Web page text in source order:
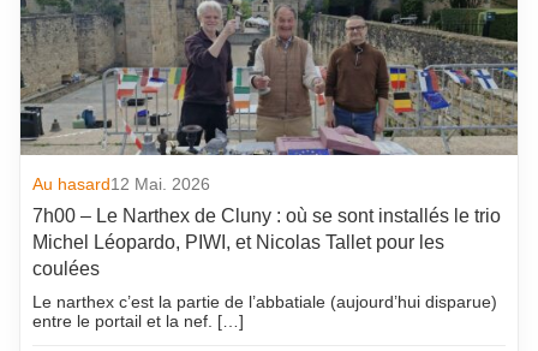
Au hasard12 Mai. 2026
7h00 – Le Narthex de Cluny : où se sont installés le trio
Michel Léopardo, PIWI, et Nicolas Tallet pour les
coulées
Le narthex c’est la partie de l’abbatiale (aujourd’hui disparue)
entre le portail et la nef. […]